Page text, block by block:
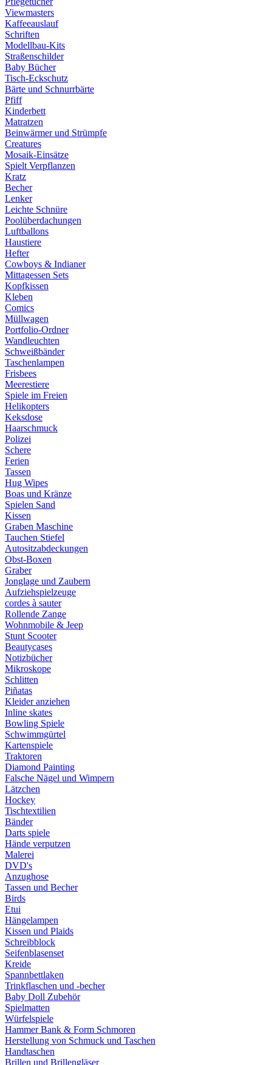
Viewmasters
Kaffeeauslauf
Schriften
Modellbau-Kits
Straßenschilder
Baby Bücher
Tisch-Eckschutz
Bärte und Schnurrbärte
Pfiff
Kinderbett
Matratzen
Beinwärmer und Strümpfe
Creatures
Mosaik-Einsätze
Spielt Verpflanzen
Kratz
Becher
Lenker
Leichte Schnüre
Poolüberdachungen
Luftballons
Haustiere
Hefter
Cowboys & Indianer
Mittagessen Sets
Kopfkissen
Kleben
Comics
Müllwagen
Portfolio-Ordner
Wandleuchten
Schweißbänder
Taschenlampen
Frisbees
Meerestiere
Spiele im Freien
Helikopters
Keksdose
Haarschmuck
Polizei
Schere
Ferien
Tassen
Hug Wipes
Boas und Kränze
Spielen Sand
Kissen
Graben Maschine
Tauchen Stiefel
Autositzabdeckungen
Obst-Boxen
Graber
Jonglage und Zaubern
Aufziehspielzeuge
cordes à sauter
Rollende Zange
Wohnmobile & Jeep
Stunt Scooter
Beautycases
Notizbücher
Mikroskope
Schlitten
Piñatas
Kleider anziehen
Inline skates
Bowling Spiele
Schwimmgürtel
Kartenspiele
Traktoren
Diamond Painting
Falsche Nägel und Wimpern
Lätzchen
Hockey
Tischtextilien
Bänder
Darts spiele
Hände verputzen
Malerei
DVD's
Anzughose
Tassen und Becher
Birds
Etui
Hängelampen
Kissen und Plaids
Schreibblock
Seifenblasenset
Kreide
Spannbettlaken
Trinkflaschen und -becher
Baby Doll Zubehör
Spielmatten
Würfelspiele
Hammer Bank & Form Schmoren
Herstellung von Schmuck und Taschen
Handtaschen
Brillen und Brillengläser